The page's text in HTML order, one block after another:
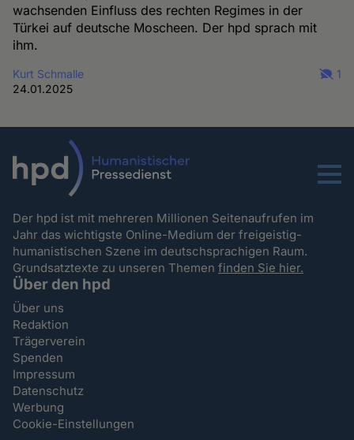
wachsenden Einfluss des rechten Regimes in der
Türkei auf deutsche Moscheen. Der hpd sprach mit
ihm.
Kurt Schmalle
24.01.2025
1
Menu
Der hpd ist mit mehreren Millionen Seitenaufrufen im
Jahr das wichtigste Online-Medium der freigeistig-
humanistischen Szene im deutschsprachigen Raum.
Grundsatztexte zu unseren Themenfinden Sie hier.
Über den hpd
Über uns
Redaktion
Trägerverein
Spenden
Impressum
Datenschutz
Werbung
Cookie-Einstellungen